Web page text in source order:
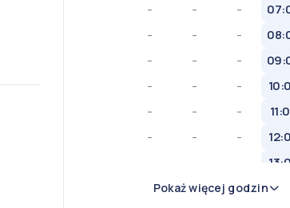
-
-
-
-
-
-
-
-
-
-
-
-
-
-
-
-
-
-
-
-
14:00
Pokaż więcej godzin